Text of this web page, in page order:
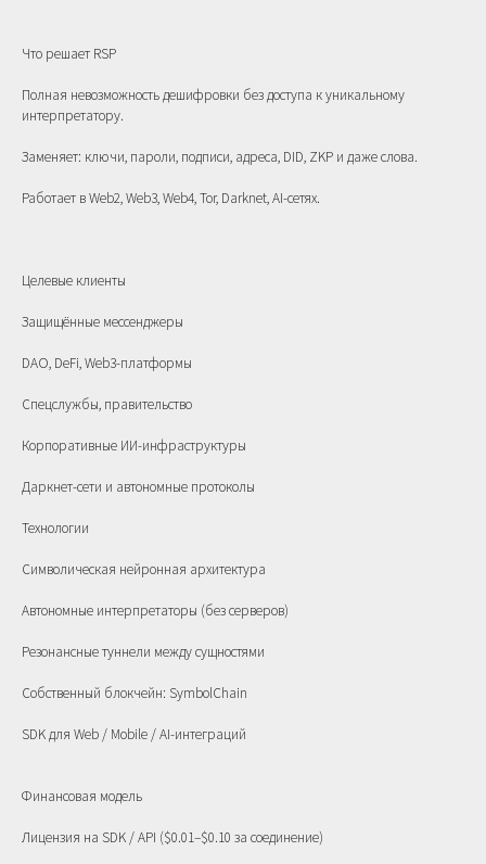
Что решает RSP
Полная невозможность дешифровки без доступа к уникальному
интерпретатору.
Заменяет: ключи, пароли, подписи, адреса, DID, ZKP и даже слова.
Работает в Web2, Web3, Web4, Tor, Darknet, AI-сетях.
Целевые клиенты
Защищённые мессенджеры
DAO, DeFi, Web3-платформы
Спецслужбы, правительство
Корпоративные ИИ-инфраструктуры
Даркнет-сети и автономные протоколы
Технологии
Символическая нейронная архитектура
Автономные интерпретаторы (без серверов)
Резонансные туннели между сущностями
Собственный блокчейн: SymbolChain
SDK для Web / Mobile / AI-интеграций
Финансовая модель
Лицензия на SDK / API ($0.01–$0.10 за соединение)